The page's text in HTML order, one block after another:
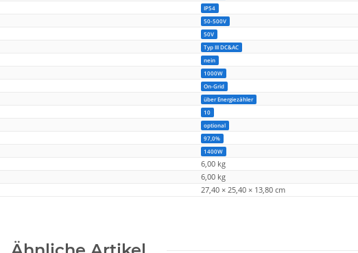
IP54
50-500V
50V
Typ III DC&AC
nein
1000W
On-Grid
über Energiezähler
10
optional
97,0%
1400W
6,00 kg
6,00 kg
27,40 × 25,40 × 13,80 cm